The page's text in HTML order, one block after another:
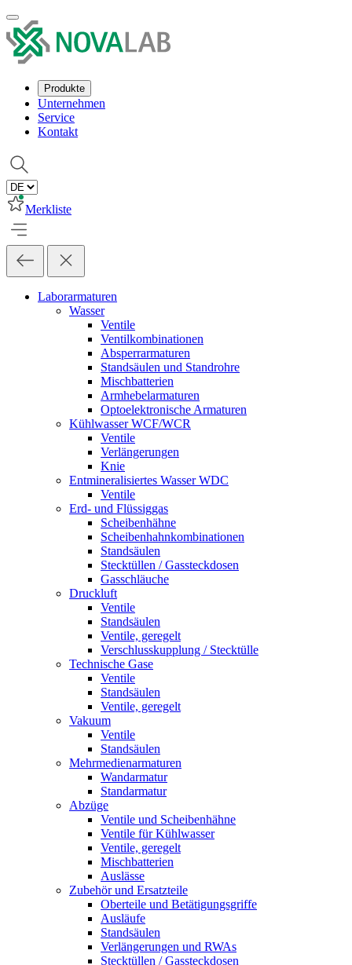
Produkte
Unternehmen
Service
Kontakt
Merkliste
Laborarmaturen
Wasser
Ventile
Ventilkombinationen
Absperrarmaturen
Standsäulen und Standrohre
Mischbatterien
Armhebelarmaturen
Optoelektronische Armaturen
Kühlwasser WCF/WCR
Ventile
Verlängerungen
Knie
Entmineralisiertes Wasser WDC
Ventile
Erd- und Flüssiggas
Scheibenhähne
Scheibenhahnkombinationen
Standsäulen
Stecktüllen / Gassteckdosen
Gasschläuche
Druckluft
Ventile
Standsäulen
Ventile, geregelt
Verschlusskupplung / Stecktülle
Technische Gase
Ventile
Standsäulen
Ventile, geregelt
Vakuum
Ventile
Standsäulen
Mehrmedienarmaturen
Wandarmatur
Standarmatur
Abzüge
Ventile und Scheibenhähne
Ventile für Kühlwasser
Ventile, geregelt
Mischbatterien
Auslässe
Zubehör und Ersatzteile
Oberteile und Betätigungsgriffe
Ausläufe
Standsäulen
Verlängerungen und RWAs
Stecktüllen / Gassteckdosen